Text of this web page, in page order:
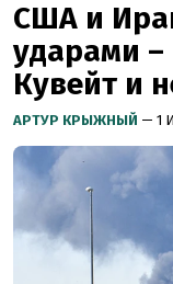
США и
ударами –
Кувейт и
АРТУР КРЫЖНЫЙ — 1